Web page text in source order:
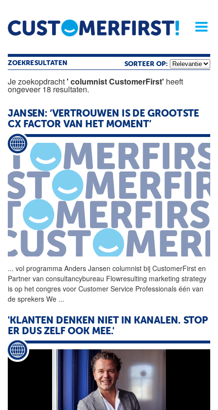
Home Opinie Archief
Magazine
ZOEKRESULTATEN SORTEER OP:
Je zoekopdracht' columnist CustomerFirst' heeft
ongeveer 18 resultaten.
JANSEN: ‘VERTROUWEN IS DE GROOTSTE
CX FACTOR VAN HET MOMENT’
... vol programma Anders Jansen columnist bij CustomerFirst en
Partner van consultancybureau Flowresulting marketing strategy
is op het congres voor Customer Service Professionals één van
de sprekers We ...
'KLANTEN DENKEN NIET IN KANALEN. STOP
ER DUS ZELF OOK MEE.'